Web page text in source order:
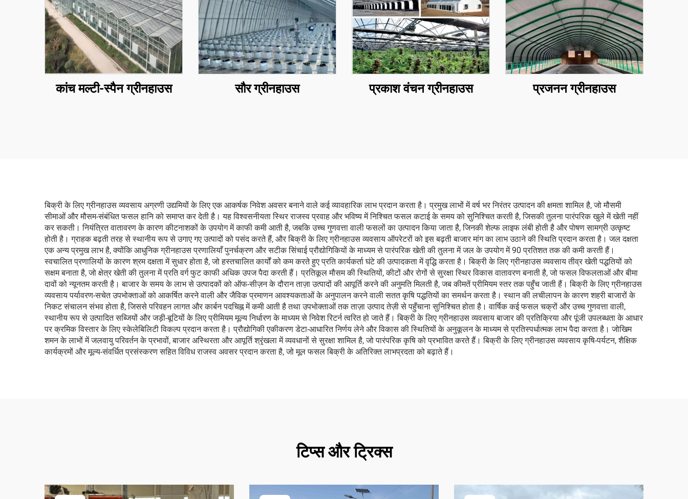
कांच मल्टी-स्पैन ग्रीनहाउस सौर ग्रीनहाउस प्रकाश वंचन ग्रीनहाउस प्रजनन ग्रीनहाउस
बिक्री के लिए ग्रीनहाउस व्यवसाय अग्रणी उद्यमियों के लिए एक आकर्षक निवेश अवसर बनाने वाले कई व्यावहारिक लाभ प्रदान करता है। प्रमुख लाभों में वर्ष भर निरंतर उत्पादन की क्षमता शामिल है, जो मौसमी
सीमाओं और मौसम-संबंधित फसल हानि को समाप्त कर देती है। यह विश्वसनीयता स्थिर राजस्व प्रवाह और भविष्य में निश्चित फसल कटाई के समय को सुनिश्चित करती है, जिसकी तुलना पारंपरिक खुले में खेती नहीं
कर सकती। नियंत्रित वातावरण के कारण कीटनाशकों के उपयोग में काफी कमी आती है, जबकि उच्च गुणवत्ता वाली फसलों का उत्पादन किया जाता है, जिनकी शेल्फ लाइफ लंबी होती है और पोषण सामग्री उत्कृष्ट
होती है। ग्राहक बढ़ती तरह से स्थानीय रूप से उगाए गए उत्पादों को पसंद करते हैं, और बिक्री के लिए ग्रीनहाउस व्यवसाय ऑपरेटरों को इस बढ़ती बाजार मांग का लाभ उठाने की स्थिति प्रदान करता है। जल दक्षता
एक अन्य प्रमुख लाभ है, क्योंकि आधुनिक ग्रीनहाउस प्रणालियाँ पुनर्चक्रण और सटीक सिंचाई प्रौद्योगिकियों के माध्यम से पारंपरिक खेती की तुलना में जल के उपयोग में 90 प्रतिशत तक की कमी करती हैं।
स्वचालित प्रणालियों के कारण श्रम दक्षता में सुधार होता है, जो हस्तचालित कार्यों को कम करते हुए प्रति कार्यकर्ता घंटे की उत्पादकता में वृद्धि करता है। बिक्री के लिए ग्रीनहाउस व्यवसाय तीव्र खेती पद्धतियों को
सक्षम बनाता है, जो क्षेत्र खेती की तुलना में प्रति वर्ग फुट काफी अधिक उपज पैदा करती हैं। प्रतिकूल मौसम की स्थितियों, कीटों और रोगों से सुरक्षा स्थिर विकास वातावरण बनाती है, जो फसल विफलताओं और बीमा
दावों को न्यूनतम करती है। बाजार के समय के लाभ से उत्पादकों को ऑफ-सीज़न के दौरान ताज़ा उत्पादों की आपूर्ति करने की अनुमति मिलती है, जब कीमतें प्रीमियम स्तर तक पहुँच जाती हैं। बिक्री के लिए ग्रीनहाउस
व्यवसाय पर्यावरण-सचेत उपभोक्ताओं को आकर्षित करने वाली और जैविक प्रमाणन आवश्यकताओं के अनुपालन करने वाली सतत कृषि पद्धतियों का समर्थन करता है। स्थान की लचीलापन के कारण शहरी बाजारों के
निकट संचालन संभव होता है, जिससे परिवहन लागत और कार्बन पदचिह्न में कमी आती है तथा उपभोक्ताओं तक ताज़ा उत्पाद तेज़ी से पहुँचाना सुनिश्चित होता है। वार्षिक कई फसल चक्रों और उच्च गुणवत्ता वाली,
स्थानीय रूप से उत्पादित सब्जियों और जड़ी-बूटियों के लिए प्रीमियम मूल्य निर्धारण के माध्यम से निवेश रिटर्न त्वरित हो जाते हैं। बिक्री के लिए ग्रीनहाउस व्यवसाय बाजार की प्रतिक्रिया और पूंजी उपलब्धता के आधार
पर क्रमिक विस्तार के लिए स्केलेबिलिटी विकल्प प्रदान करता है। प्रौद्योगिकी एकीकरण डेटा-आधारित निर्णय लेने और विकास की स्थितियों के अनुकूलन के माध्यम से प्रतिस्पर्धात्मक लाभ पैदा करता है। जोखिम
शमन के लाभों में जलवायु परिवर्तन के प्रभावों, बाजार अस्थिरता और आपूर्ति श्रृंखला में व्यवधानों से सुरक्षा शामिल है, जो पारंपरिक कृषि को प्रभावित करते हैं। बिक्री के लिए ग्रीनहाउस व्यवसाय कृषि-पर्यटन, शैक्षिक
कार्यक्रमों और मूल्य-संवर्धित प्रसंस्करण सहित विविध राजस्व अवसर प्रदान करता है, जो मूल फसल बिक्री के अतिरिक्त लाभप्रदता को बढ़ाते हैं।
टिप्स और ट्रिक्स